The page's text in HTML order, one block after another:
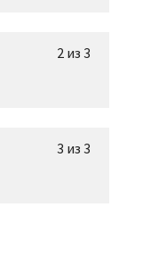
2 из 3
3 из 3